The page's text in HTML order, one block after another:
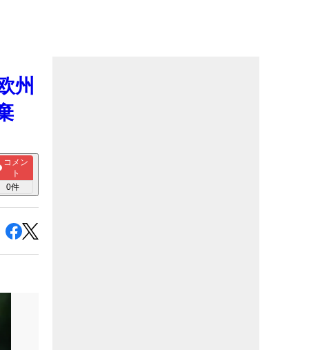
州
コメン
ト
0件